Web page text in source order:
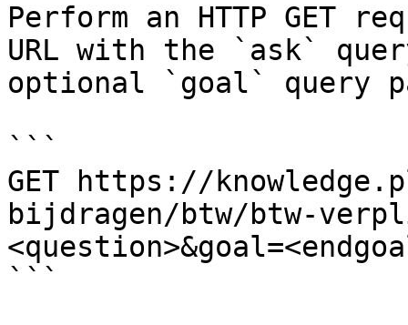
Perform an HTTP GET
URL with the `ask`
optional `goal` query
```
GET https://
bijdragen/btw/btw-
```